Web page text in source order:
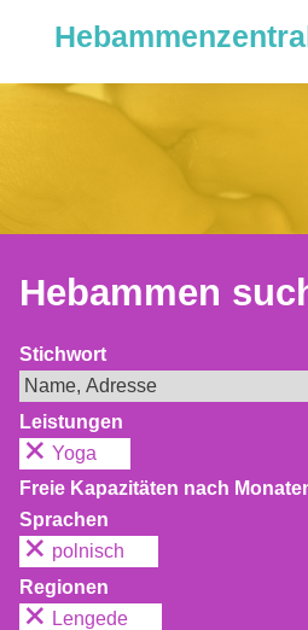
Hebammen
Stichwort
Leistungen
Yoga
Freie Kapazitäten nach
Sprachen
polnisch
Regionen
Lengede